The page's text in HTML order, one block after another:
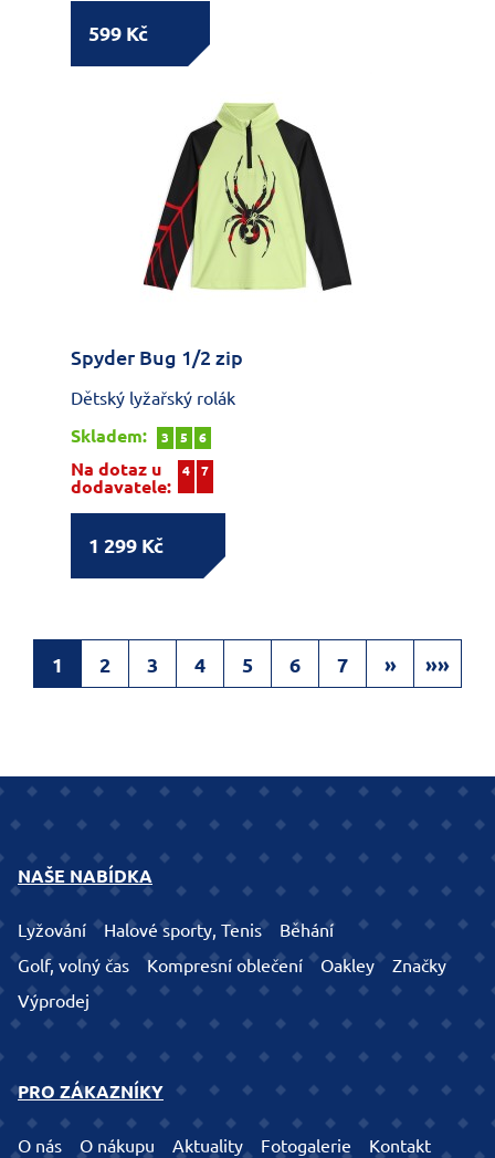
599 Kč
Spyder Bug 1/2 zip
Dětský lyžařský rolák
Skladem:
3 5 6
Na dotaz u
dodavatele:
4 7
1 299 Kč
1 2 3 4 5 6 7 » »»
NAŠE NABÍDKA
Lyžování Halové sporty, Tenis
Běhání
Golf, volný čas
Kompresní oblečení Oakley
Značky
Výprodej
PRO ZÁKAZNÍKY
O nás O nákupu Aktuality Fotogalerie Kontakt